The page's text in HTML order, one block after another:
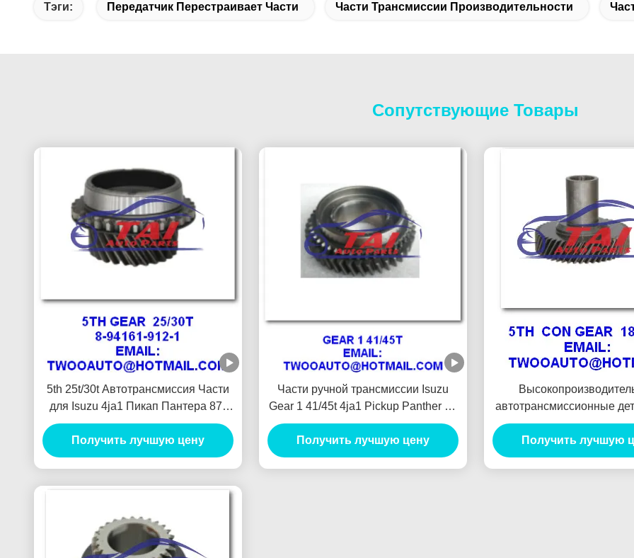
Тэги: Передатчик Перестраивает Части Части Трансмиссии Производительности
Сопутствующие Товары
5th 25t/30t Автотрансмиссия Части
для Isuzu 4ja1 Пикап Пантера 87"
90" 8-94161-912-1высокая
производительность
Получить лучшую цену
Части ручной трансмиссии Isuzu
Gear 1 41/45t 4ja1 Pickup Panther Tfr
90"
Получить лучшую цену
автотрансмиссионные
49t для Isuzu New Tfr
Получить лучшую